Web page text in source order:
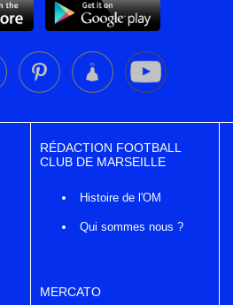
RÉDACTION FOOTBALL
CLUB DE MARSEILLE
Histoire de l'OM
Qui sommes nous ?
MERCATO